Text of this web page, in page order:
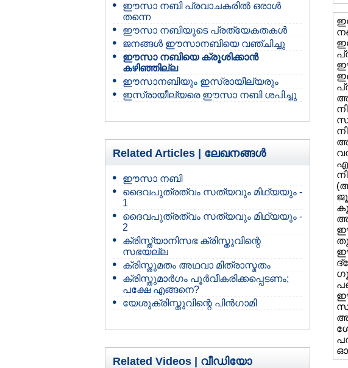
ഈസാ നബി പ്രവാചകരില്‍ ഒരാള്‍
തന്നെ
ഈസാ നബിയുടെ പ്രത്യേകതകള്‍
ജനങ്ങള്‍ ഈസാനബിയെ വഞ്ചിച്ചു
ഈസാ നബിയെ ക്രൂശിക്കാന്‍
കഴിഞ്ഞില്ല
ഈസാനബിയും ഇസ്രായീല്യരും
ഇസ്രായീല്യരെ ഈസാ നബി ശപിച്ചു
Related Articles | ലേഖനങ്ങള്‍
ഈസാ നബി
ദൈവപുത്രത്വം സത്യവും മിഥ്യയും -
1
ദൈവപുത്രത്വം സത്യവും മിഥ്യയും -
2
ക്രിസ്ത്യാനിസഭ ക്രിസ്തുവിന്റെ
സഭയല്ല
ക്രിസ്തുമതം അഥവാ മിത്രാസ്മതം
ക്രിസ്തുമാര്‍ഗം പൂര്‍വീകരിക്കപ്പെടണം;
പക്ഷേ എങ്ങനെ?
യേശുക്രിസ്തുവിന്റെ പിന്‍ഗാമി
Related Videos | വീഡിയോ